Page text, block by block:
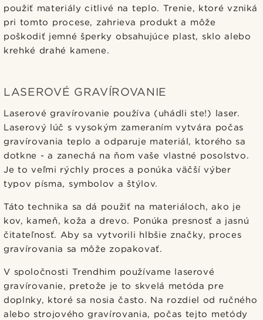
použiť materiály citlivé na teplo. Trenie, ktoré vzniká
pri tomto procese, zahrieva produkt a môže
poškodiť jemné šperky obsahujúce plast, sklo alebo
krehké drahé kamene.
LASEROVÉ GRAVÍROVANIE
Laserové gravírovanie používa (uhádli ste!) laser.
Laserový lúč s vysokým zameraním vytvára počas
gravírovania teplo a odparuje materiál, ktorého sa
dotkne - a zanechá na ňom vaše vlastné posolstvo.
Je to veľmi rýchly proces a ponúka väčší výber
typov písma, symbolov a štýlov.
Táto technika sa dá použiť na materiáloch, ako je
kov, kameň, koža a drevo. Ponúka presnosť a jasnú
čitateľnosť. Aby sa vytvorili hlbšie značky, proces
gravírovania sa môže zopakovať.
V spoločnosti Trendhim používame laserové
gravírovanie, pretože je to skvelá metóda pre
doplnky, ktoré sa nosia často. Na rozdiel od ručného
alebo strojového gravírovania, počas tejto metódy